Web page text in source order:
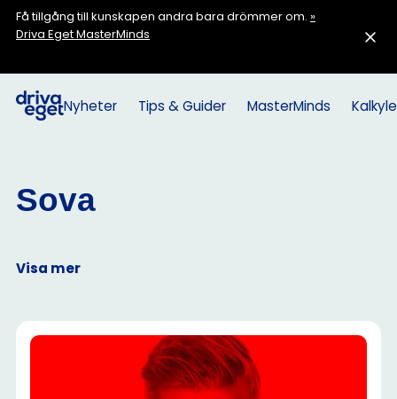
Få tillgång till kunskapen andra bara drömmer om. »
Driva Eget MasterMinds
Nyheter Tips & Guider MasterMinds
Sova
Visa mer